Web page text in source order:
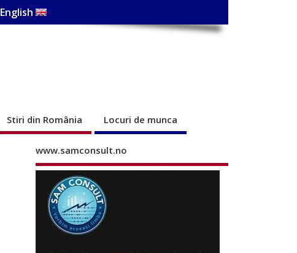
English
Stiri din România Locuri de munca
www.samconsult.no